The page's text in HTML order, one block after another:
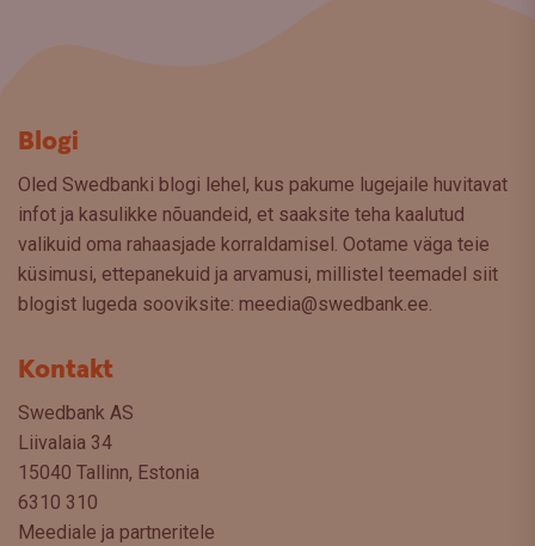
Blogi
Oled Swedbanki blogi lehel, kus pakume lugejaile huvitavat
infot ja kasulikke nõuandeid, et saaksite teha kaalutud
valikuid oma rahaasjade korraldamisel. Ootame väga teie
küsimusi, ettepanekuid ja arvamusi, millistel teemadel siit
blogist lugeda sooviksite: meedia@swedbank.ee.
Kontakt
Swedbank AS
Liivalaia 34
15040 Tallinn, Estonia
6310 310
Meediale ja partneritele